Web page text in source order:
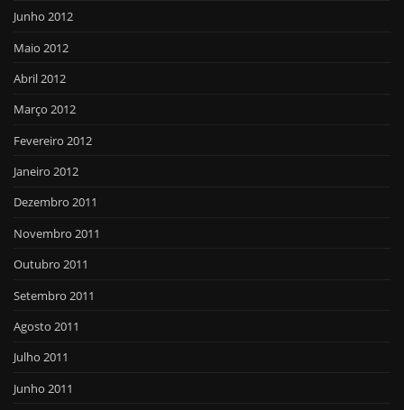
Junho 2012
Maio 2012
Abril 2012
Março 2012
Fevereiro 2012
Janeiro 2012
Dezembro 2011
Novembro 2011
Outubro 2011
Setembro 2011
Agosto 2011
Julho 2011
Junho 2011